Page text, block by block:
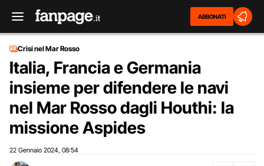
ABBONATI
Crisi nel Mar Rosso
Italia, Francia e Germania
insieme per difendere le navi
nel Mar Rosso dagli Houthi: la
missione Aspides
22 Gennaio 2024 08:54